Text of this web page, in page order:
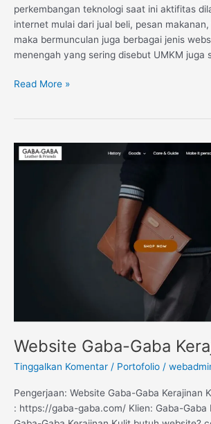
perkembangan teknologi saat ini aktifitas
internet mulai dari jual beli, pesan
maka bermunculan juga berbagai jenis
menengah yang sering disebut UMKM juga
Read More »
Website Gaba-Gaba
Tinggalkan Komentar / Portofolio /
Pengerjaan: Website Gaba-Gaba Kerajinan
: https://gaba-gaba.com/ Klien: Gaba-Gaba
Website